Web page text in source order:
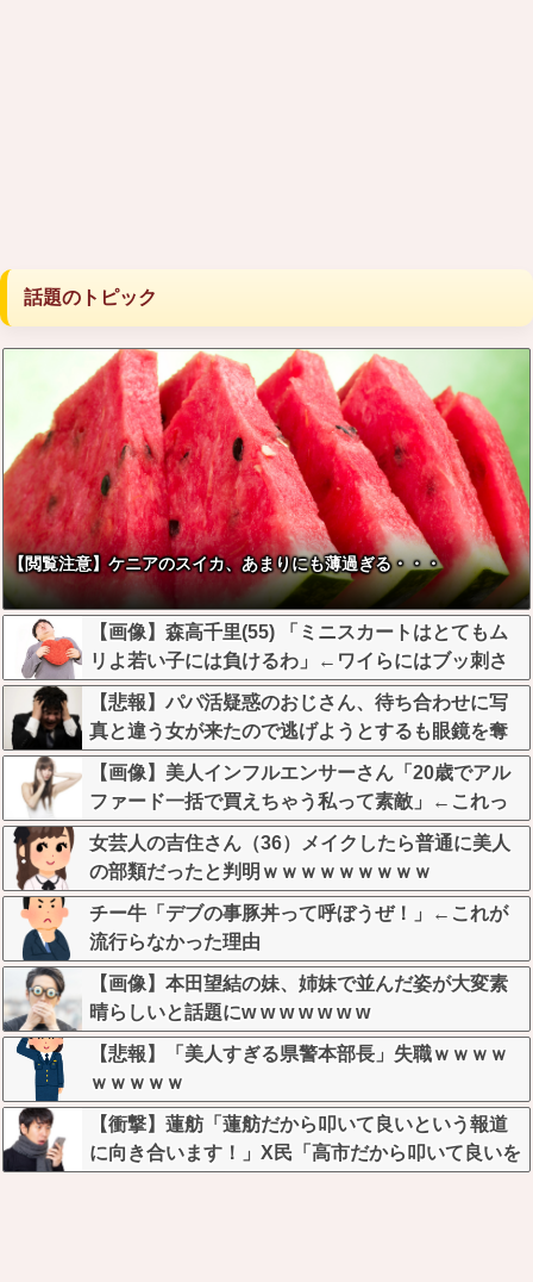
話題のトピック
【閲覧注意】ケニアのスイカ、あまりにも薄過ぎる・・・
【画像】森高千里(55) 「ミニスカートはとてもム
リよ若い子には負けるわ」←ワイらにはブッ刺さ
りまくってしまうw w w w w w
【悲報】パパ活疑惑のおじさん、待ち合わせに写
真と違う女が来たので逃げようとするも眼鏡を奪
われ可哀想なことになっているところを激写され
てしまう…
【画像】美人インフルエンサーさん「20歳でアル
ファード一括で買えちゃう私って素敵」←これっ
てガチなん？それともネタなん？w w w w w w w w
w
女芸人の吉住さん（36）メイクしたら普通に美人
の部類だったと判明ｗｗｗｗｗｗｗｗｗ
チー牛「デブの事豚丼って呼ぼうぜ！」←これが
流行らなかった理由
【画像】本田望結の妹、姉妹で並んだ姿が大変素
晴らしいと話題にw w w w w w w
【悲報】「美人すぎる県警本部長」失職ｗｗｗｗ
ｗｗｗｗｗ
【衝撃】蓮舫「蓮舫だから叩いて良いという報道
に向き合います！」X民「高市だから叩いて良いを